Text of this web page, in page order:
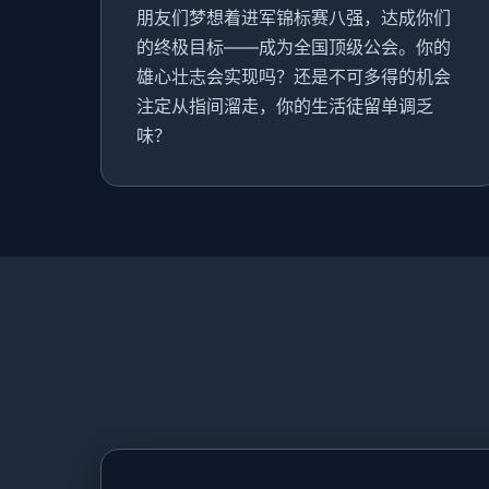
朋友们梦想着进军锦标赛八强，达成你们
的终极目标——成为全国顶级公会。你的
雄心壮志会实现吗？还是不可多得的机会
注定从指间溜走，你的生活徒留单调乏
味？